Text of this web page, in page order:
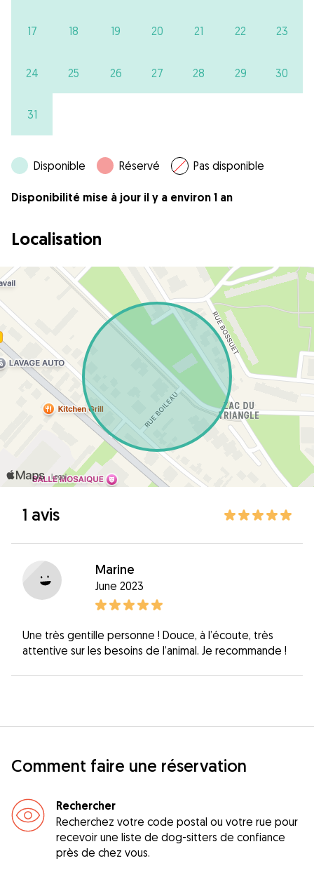
17 18 19 20 21 22 23
24 25 26 27 28 29 30
31
Disponible Réservé Pas disponible
Disponibilité mise à jour il y a environ 1 an
Localisation
1 avis
Marine
June 2023
Une très gentille personne ! Douce, à l’écoute, très
attentive sur les besoins de l’animal. Je recommande !
Comment faire une réservation
Rechercher
Recherchez votre code postal ou votre rue pour
recevoir une liste de dog-sitters de confiance
près de chez vous.